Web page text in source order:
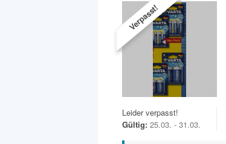
Verpasst!
Leider verpasst!
Gültig: 25.03. - 31.03.